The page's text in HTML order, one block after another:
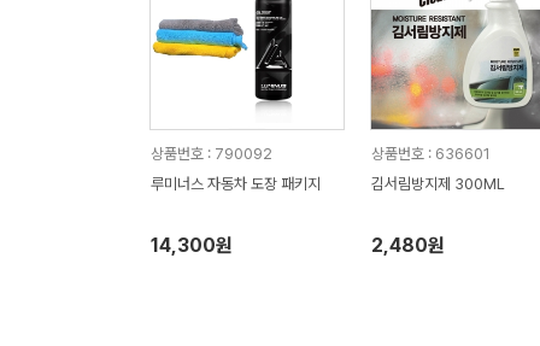
상품번호 : 790092
루미너스 자동차 도장 패키지
14,300원
상품번호 : 636601
김서림방지제 300ML
2,480원